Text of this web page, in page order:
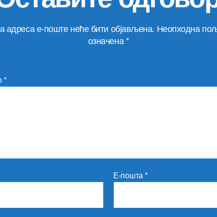
адреса е-поште неће бити објављена. Неопходна
означена *
*
Е-пошта*